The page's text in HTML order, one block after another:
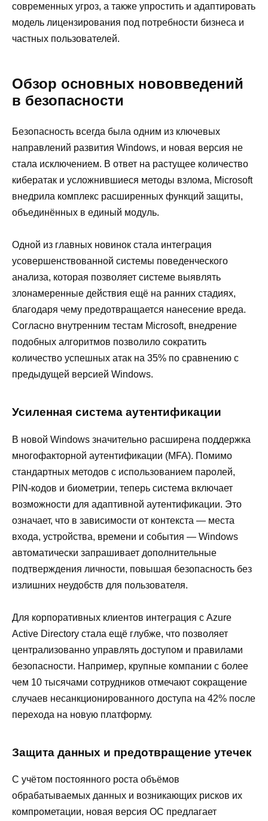
современных угроз, а также упростить и адаптировать
модель лицензирования под потребности бизнеса и
частных пользователей.
Обзор основных нововведений
в безопасности
Безопасность всегда была одним из ключевых
направлений развития Windows, и новая версия не
стала исключением. В ответ на растущее количество
кибератак и усложнившиеся методы взлома, Microsoft
внедрила комплекс расширенных функций защиты,
объединённых в единый модуль.
Одной из главных новинок стала интеграция
усовершенствованной системы поведенческого
анализа, которая позволяет системе выявлять
злонамеренные действия ещё на ранних стадиях,
благодаря чему предотвращается нанесение вреда.
Согласно внутренним тестам Microsoft, внедрение
подобных алгоритмов позволило сократить
количество успешных атак на 35% по сравнению с
предыдущей версией Windows.
Усиленная система аутентификации
В новой Windows значительно расширена поддержка
многофакторной аутентификации (MFA). Помимо
стандартных методов с использованием паролей,
PIN-кодов и биометрии, теперь система включает
возможности для адаптивной аутентификации. Это
означает, что в зависимости от контекста — места
входа, устройства, времени и события — Windows
автоматически запрашивает дополнительные
подтверждения личности, повышая безопасность без
излишних неудобств для пользователя.
Для корпоративных клиентов интеграция с Azure
Active Directory стала ещё глубже, что позволяет
централизованно управлять доступом и правилами
безопасности. Например, крупные компании с более
чем 10 тысячами сотрудников отмечают сокращение
случаев несанкционированного доступа на 42% после
перехода на новую платформу.
Защита данных и предотвращение утечек
С учётом постоянного роста объёмов
обрабатываемых данных и возникающих рисков их
компрометации, новая версия ОС предлагает